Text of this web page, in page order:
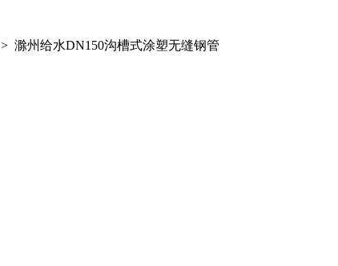
> 滁州给水DN150沟槽式涂塑无缝钢管